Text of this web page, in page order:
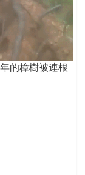
的樟樹被連根